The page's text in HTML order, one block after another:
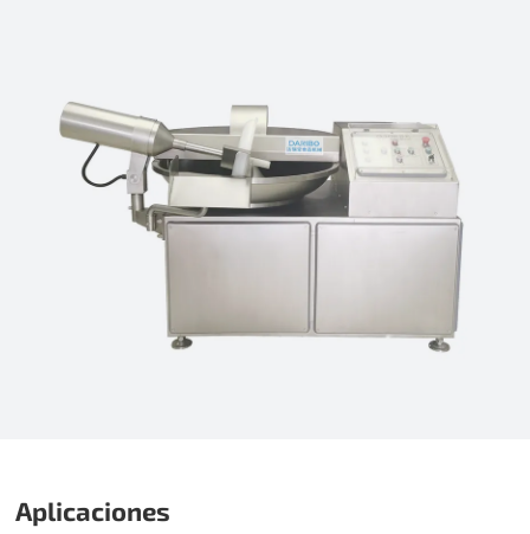
Aplicaciones